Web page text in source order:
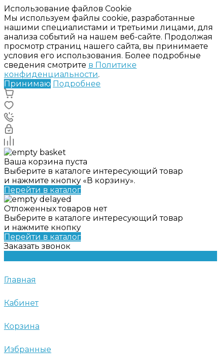
Использование файлов Cookie
Мы используем файлы cookie, разработанные
нашими специалистами и третьими лицами, для
анализа событий на нашем веб-сайте. Продолжая
просмотр страниц нашего сайта, вы принимаете
условия его использования. Более подробные
сведения смотрите в Политике
конфиденциальности.
Принимаю Подробнее
Ваша корзина пуста
Выберите в каталоге интересующий товар
и нажмите кнопку «В корзину».
Перейти в каталог
Отложенных товаров нет
Выберите в каталоге интересующий товар
и нажмите кнопку
Перейти в каталог
Заказать звонок
Главная
Кабинет
Корзина
Избранные